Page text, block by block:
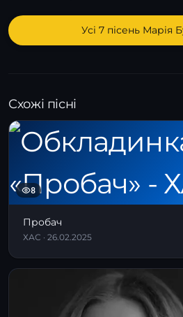
Усі 7 пісень Марія
Схожі пісні
8
Пробач
ХАС · 26.02.2025